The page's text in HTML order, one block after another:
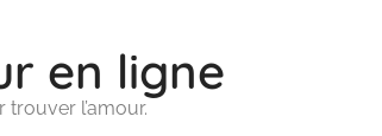
en ligne
l’amour.